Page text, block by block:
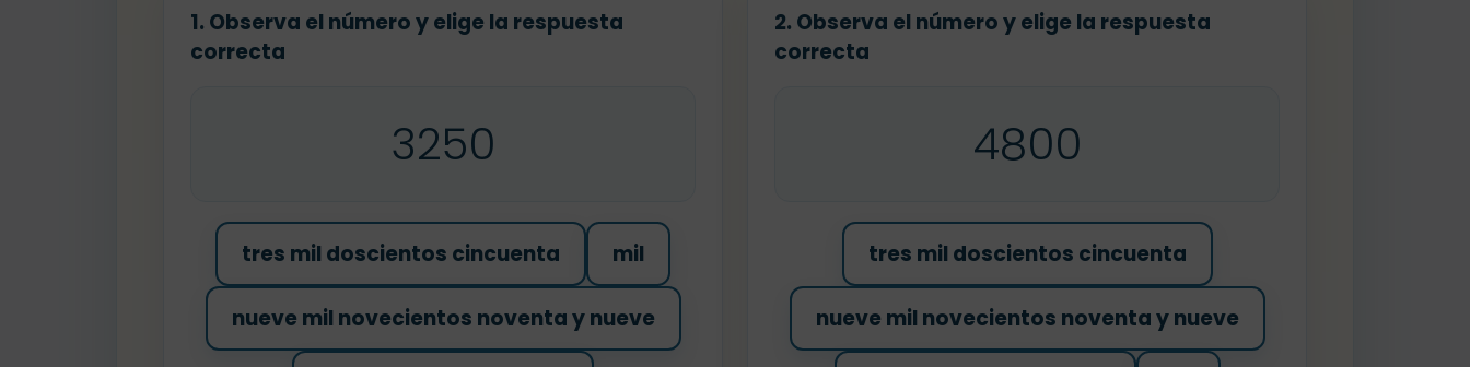
1. Observa el número y elige la respuesta
correcta
3250
tres mil doscientos cincuenta mil
nueve mil novecientos noventa y nueve
2. Observa el número y elige la respuesta
correcta
4800
tres mil doscientos cincuenta
nueve mil novecientos noventa y nueve